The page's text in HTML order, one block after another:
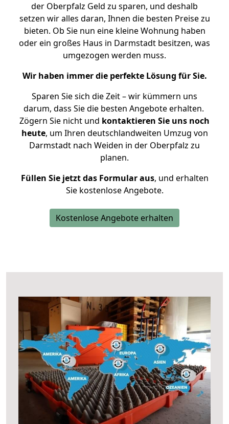
der Oberpfalz Geld zu sparen, und deshalb
setzen wir alles daran, Ihnen die besten Preise zu
bieten. Ob Sie nun eine kleine Wohnung haben
oder ein großes Haus in Darmstadt besitzen, was
umgezogen werden muss.
Wir haben immer die perfekte Lösung für Sie.
Sparen Sie sich die Zeit – wir kümmern uns
darum, dass Sie die besten Angebote erhalten.
Zögern Sie nicht und kontaktieren Sie uns noch
heute, um Ihren deutschlandweiten Umzug von
Darmstadt nach Weiden in der Oberpfalz zu
planen.
Füllen Sie jetzt das Formular aus, und erhalten
Sie kostenlose Angebote.
Kostenlose Angebote erhalten